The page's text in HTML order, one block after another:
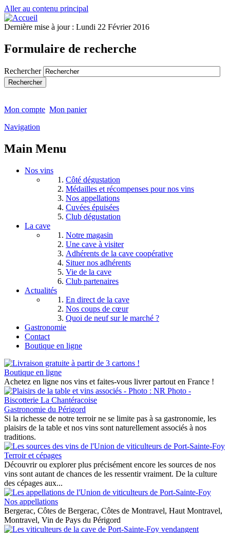
Aller au contenu principal
Dernière mise à jour : Lundi 22 Février 2016
Formulaire de recherche
Rechercher
Mon compte Mon panier
Navigation
Main Menu
Nos vins
Côté dégustation
Médailles et récompenses pour nos vins
Nos appellations
Cuvées épuisées
Club dégustation
La cave
Notre magasin
Une cave à visiter
Adhérents de la cave coopérative
Situer nos adhérents
Vie de la cave
Club partenaires
Actualités
En direct de la cave
Nos coups de cœur
Quoi de neuf sur le marché ?
Gastronomie
Contact
Boutique en ligne
Boutique en ligne
Achetez en ligne nos vins et faites-vous livrer partout en France !
Gastronomie du Périgord
Si la richesse de notre terroir ne se limite pas à sa gastronomie, les
plaisirs de la table et nos vins sont naturellement associés à nos
traditions.
Terroir et cépages
Découvrir ou explorer plus précisément encore les sources de nos
vins sont autant de chances de les ressentir vraiment. De la culture
des cépages aux...
Nos appellations
Bergerac, Côtes de Bergerac, Côtes de Montravel, Haut Montravel,
Montravel, Vin de Pays du Périgord